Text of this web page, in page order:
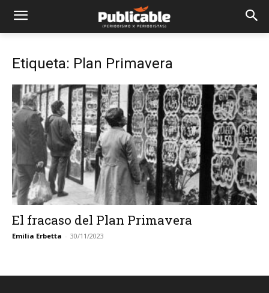
Etiqueta: Plan Primavera
El fracaso del Plan Primavera
Emilia Erbetta - 30/11/2023